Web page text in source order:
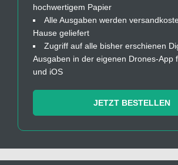
hochwertigem Papier
Alle Ausgaben werden
Hause geliefert
Zugriff auf alle bisher erschienen
Ausgaben in der eigenen Drones-App
und iOS
JETZT BESTELLEN